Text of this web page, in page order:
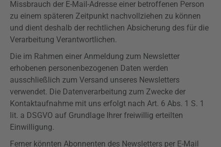
Missbrauch der E-Mail-Adresse einer betroffenen Person
zu einem späteren Zeitpunkt nachvollziehen zu können
und dient deshalb der rechtlichen Absicherung des für die
Verarbeitung Verantwortlichen.
Die im Rahmen einer Anmeldung zum Newsletter
erhobenen personenbezogenen Daten werden
ausschließlich zum Versand unseres Newsletters
verwendet. Die Datenverarbeitung zum Zwecke der
Kontaktaufnahme mit uns erfolgt nach Art. 6 Abs. 1 S. 1
lit. a DSGVO auf Grundlage Ihrer freiwillig erteilten
Einwilligung.
Ferner könnten Abonnenten des Newsletters per E-Mail